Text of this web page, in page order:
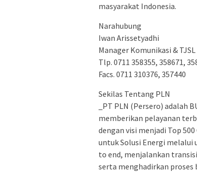
masyarakat Indonesia.
Narahubung
Iwan Arissetyadhi
Manager Komunikasi & TJSL
Tlp. 0711 358355, 358671,
Facs. 0711 310376, 357440
Sekilas Tentang PLN
_PT PLN (Persero) adalah
memberikan pelayanan
dengan visi menjadi Top
untuk Solusi Energi melalui
to end, menjalankan
serta menghadirkan proses